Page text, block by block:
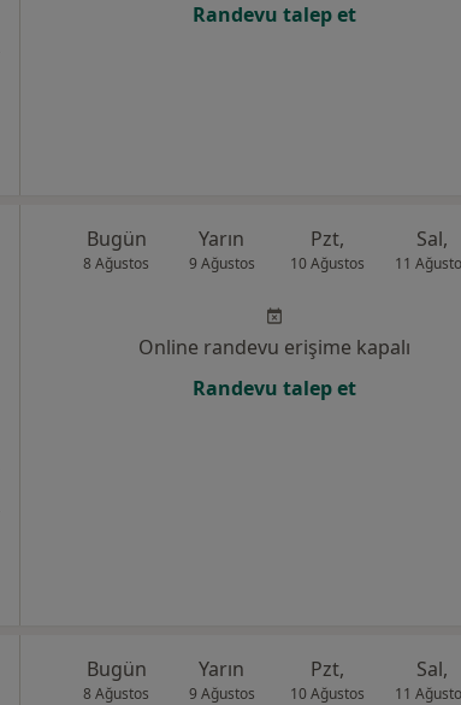
Randevu talep et
Bugün
8 Ağustos
Yarın
9 Ağustos
Pzt,
10 Ağustos
Sal,
11
Online randevu erişime kapalı
Randevu talep et
Bugün
8 Ağustos
Yarın
9 Ağustos
Pzt,
10 Ağustos
Sal,
11